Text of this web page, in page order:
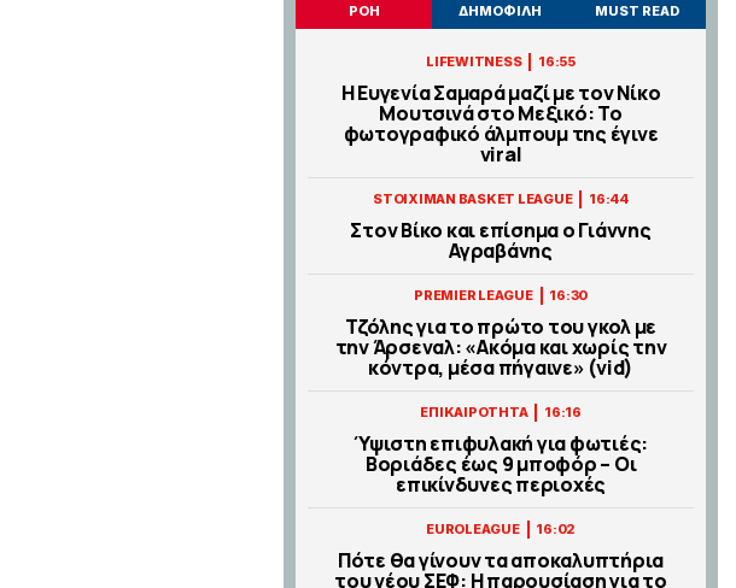
ΡΟΗ ΔΗΜΟΦΙΛΗ MUST READ
LIFEWITNESS 16:55
Η Ευγενία Σαμαρά μαζί με τον Νίκο
Μουτσινά στο Μεξικό: Το
φωτογραφικό άλμπουμ της έγινε
viral
STOIXIMAN BASKET LEAGUE 16:44
Στον Βίκο και επίσημα ο Γιάννης
Αγραβάνης
PREMIER LEAGUE 16:30
Τζόλης για το πρώτο του γκολ με
την Άρσεναλ: «Ακόμα και χωρίς την
κόντρα, μέσα πήγαινε» (vid)
ΕΠΙΚΑΙΡΟΤΗΤΑ 16:16
Ύψιστη επιφυλακή για φωτιές:
Βοριάδες έως 9 μποφόρ – Οι
επικίνδυνες περιοχές
EUROLEAGUE 16:02
Πότε θα γίνουν τα αποκαλυπτήρια
του νέου ΣΕΦ: Η παρουσίαση για το